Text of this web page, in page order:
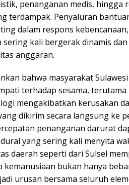
penanganan medis, hingga
terdampak. Penyaluran
dalam respons
kali bergerak dinamis dan
anggaran.
bahwa masyarakat
terhadap sesama, terutama
mengakibatkan kerusakan
dikirim secara langsung ke
penanganan darurat
yang sering kali menyita
daerah seperti dari Sulsel
kemanusiaan bukan hanya
urusan bersama seluruh